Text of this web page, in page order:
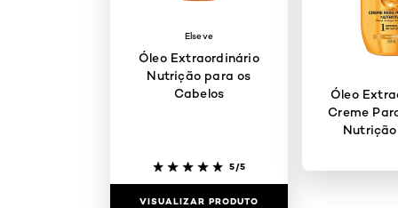
Elseve
Óleo Extraordinário
Nutrição para os
Cabelos
5/5
VISUALIZAR PRODUTO
Óleo
Creme